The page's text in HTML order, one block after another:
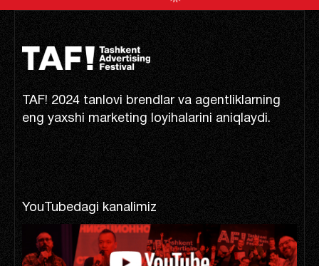
TAF! 2024 tanlovi brendlar va agentliklarning
eng yaxshi marketing loyihalarini aniqlaydi.
YouTubedagi kanalimiz